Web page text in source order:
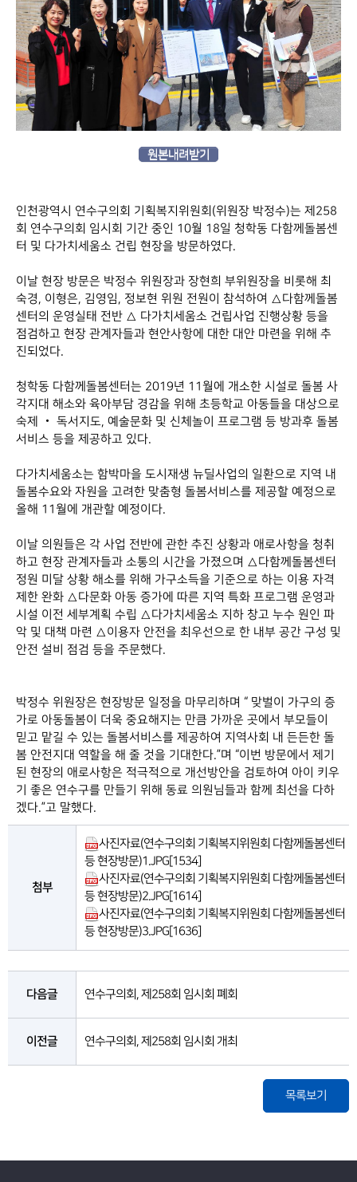
원본내려받기
인천광역시 연수구의회 기획복지위원회(위원장 박정수)는 제258
회 연수구의회 임시회 기간 중인 10월 18일 청학동 다함께돌봄센
터 및 다가치세움소 건립 현장을 방문하였다.
이날 현장 방문은 박정수 위원장과 장현희 부위원장을 비롯해 최
숙경, 이형은, 김영임, 정보현 위원 전원이 참석하여 △다함께돌봄
센터의 운영실태 전반 △ 다가치세움소 건립사업 진행상황 등을
점검하고 현장 관계자들과 현안사항에 대한 대안 마련을 위해 추
진되었다.
청학동 다함께돌봄센터는 2019년 11월에 개소한 시설로 돌봄 사
각지대 해소와 육아부담 경감을 위해 초등학교 아동들을 대상으로
숙제 ‧ 독서지도, 예술문화 및 신체놀이 프로그램 등 방과후 돌봄
서비스 등을 제공하고 있다.
다가치세움소는 함박마을 도시재생 뉴딜사업의 일환으로 지역 내
돌봄수요와 자원을 고려한 맞춤형 돌봄서비스를 제공할 예정으로
올해 11월에 개관할 예정이다.
이날 의원들은 각 사업 전반에 관한 추진 상황과 애로사항을 청취
하고 현장 관계자들과 소통의 시간을 가졌으며 △다함께돌봄센터
정원 미달 상황 해소를 위해 가구소득을 기준으로 하는 이용 자격
제한 완화 △다문화 아동 증가에 따른 지역 특화 프로그램 운영과
시설 이전 세부계획 수립 △다가치세움소 지하 창고 누수 원인 파
악 및 대책 마련 △이용자 안전을 최우선으로 한 내부 공간 구성 및
안전 설비 점검 등을 주문했다.
박정수 위원장은 현장방문 일정을 마무리하며 “ 맞벌이 가구의 증
가로 아동돌봄이 더욱 중요해지는 만큼 가까운 곳에서 부모들이
믿고 맡길 수 있는 돌봄서비스를 제공하여 지역사회 내 든든한 돌
봄 안전지대 역할을 해 줄 것을 기대한다.”며 “이번 방문에서 제기
된 현장의 애로사항은 적극적으로 개선방안을 검토하여 아이 키우
기 좋은 연수구를 만들기 위해 동료 의원님들과 함께 최선을 다하
겠다.”고 말했다.
첨부
사진자료(연수구의회 기획복지위원회 다함께돌봄센터
등 현장방문)1.JPG[1534]
사진자료(연수구의회 기획복지위원회 다함께돌봄센터
등 현장방문)2.JPG[1614]
사진자료(연수구의회 기획복지위원회 다함께돌봄센터
등 현장방문)3.JPG[1636]
다음글 연수구의회, 제258회 임시회 폐회
이전글 연수구의회, 제258회 임시회 개최
목록보기